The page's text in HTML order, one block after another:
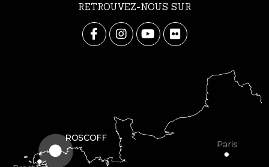
RETROUVEZ-NOUS SUR